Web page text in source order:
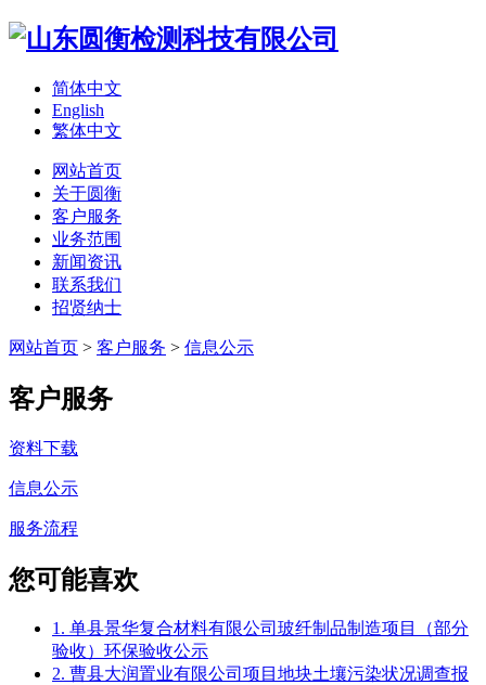
简体中文
English
繁体中文
网站首页
关于圆衡
客户服务
业务范围
新闻资讯
联系我们
招贤纳士
网站首页 > 客户服务 > 信息公示
客户服务
资料下载
信息公示
服务流程
您可能喜欢
1. 单县景华复合材料有限公司玻纤制品制造项目（部分
验收）环保验收公示
2. 曹县大润置业有限公司项目地块土壤污染状况调查报